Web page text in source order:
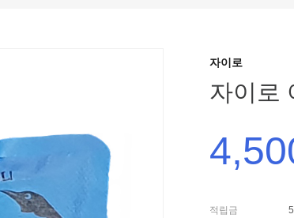
자이로
자이로
적립금